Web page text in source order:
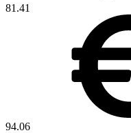
81.41
94.06